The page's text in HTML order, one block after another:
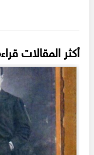
أكثر المقالات قراءة